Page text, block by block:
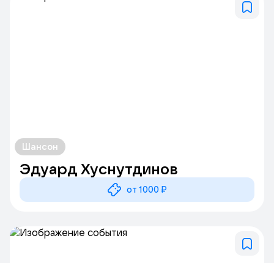
Шансон
Эдуард Хуснутдинов
от 1000 ₽